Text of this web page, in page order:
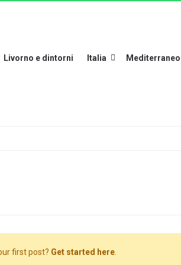
Livorno e dintorni Italia Mediterraneo
first post? Get started here